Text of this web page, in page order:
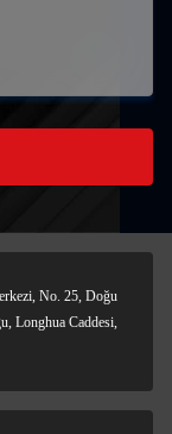
No. 25, Doğu
Longhua Caddesi,